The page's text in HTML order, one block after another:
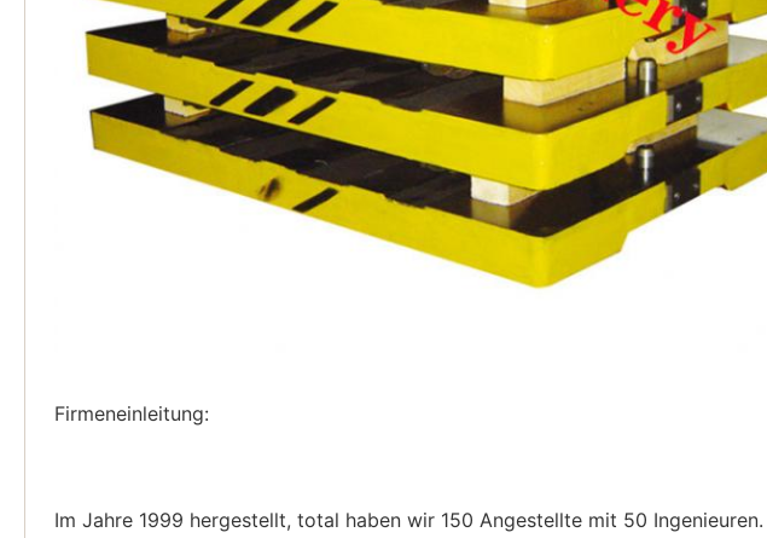
Firmeneinleitung:
Im Jahre 1999 hergestellt, total haben wir 150 Angestellte mit 50